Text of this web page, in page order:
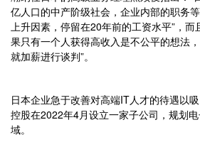
亿人口的中产阶级社会，企业内部的职务
上升因素，停留在20年前的工资水平”，
果只有一个人获得高收入是不公平的想法
就加薪进行谈判”。
日本企业急于改善对高端IT人才的待遇以
控股在2022年4月设立一家子公司，规划
域。